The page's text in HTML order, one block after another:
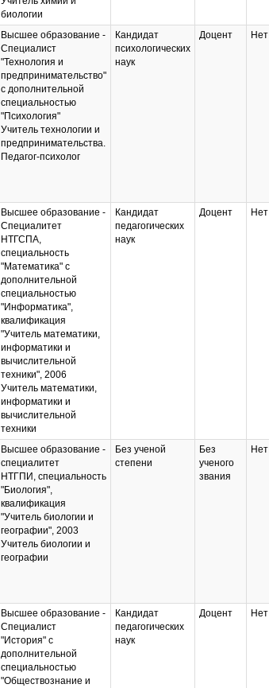
биологии
Высшее образование -
Специалист
"Технология и
предпринимательство"
с дополнительной
специальностью
"Психология"
Учитель технологии и
предпринимательства.
Педагог-психолог
Кандидат
психологических
наук
Доцент Нет
Высшее образование -
Специалитет
НТГСПА,
специальность
"Математика" с
дополнительной
специальностью
"Информатика",
квалификация
"Учитель математики,
информатики и
вычислительной
техники", 2006
Учитель математики,
информатики и
вычислительной
техники
Кандидат
педагогических
наук
Доцент Нет
Высшее образование -
специалитет
НТГПИ, специальность
"Биология",
квалификация
"Учитель биологии и
географии", 2003
Учитель биологии и
географии
Без ученой
степени
Без
ученого
звания
Нет
Высшее образование -
Специалист
"История" с
дополнительной
специальностью
"Обществознание и
Кандидат
педагогических
наук
Доцент Нет